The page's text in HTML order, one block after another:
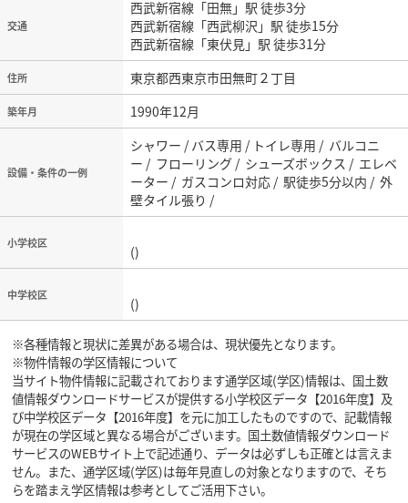
交通
西武新宿線「田無」駅 徒歩3分
西武新宿線「西武柳沢」駅 徒歩15分
西武新宿線「東伏見」駅 徒歩31分
住所 東京都西東京市田無町２丁目
築年月 1990年12月
設備・条件の一例
シャワー / バス専用 / トイレ専用 / バルコニ
ー / フローリング / シューズボックス / エレベ
ーター / ガスコンロ対応 / 駅徒歩5分以内 / 外
壁タイル張り /
小学校区 ()
中学校区 ()
※各種情報と現状に差異がある場合は、現状優先となります。
※物件情報の学区情報について
当サイト物件情報に記載されております通学区域(学区)情報は、国土数
値情報ダウンロードサービスが提供する小学校区データ【2016年度】及
び中学校区データ【2016年度】を元に加工したものですので、記載情報
が現在の学区域と異なる場合がございます。国土数値情報ダウンロード
サービスのWEBサイト上で記述通り、データは必ずしも正確とは言えま
せん。また、通学区域(学区)は毎年見直しの対象となりますので、そち
らを踏まえ学区情報は参考としてご活用下さい。